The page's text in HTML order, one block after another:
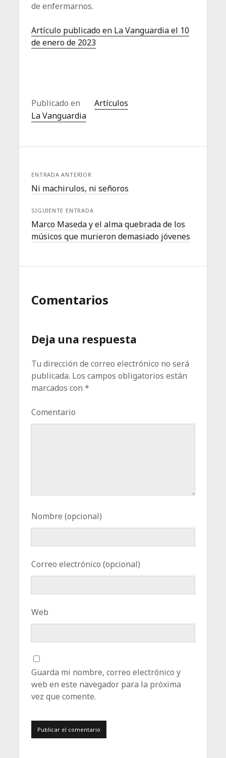
de enfermarnos.
Artículo publicado en La Vanguardia el 10
de enero de 2023
Publicado en
Artículos
La Vanguardia
ENTRADA ANTERIOR
Ni machirulos, ni señoros
SIGUIENTE ENTRADA
Marco Maseda y el alma quebrada de los
músicos que murieron demasiado jóvenes
Comentarios
Deja una respuesta
Tu dirección de correo electrónico no será
publicada. Los campos obligatorios están
marcados con*
Comentario
Nombre (opcional)
Correo electrónico (opcional)
Web
Guarda mi nombre, correo electrónico y
web en este navegador para la próxima
vez que comente.